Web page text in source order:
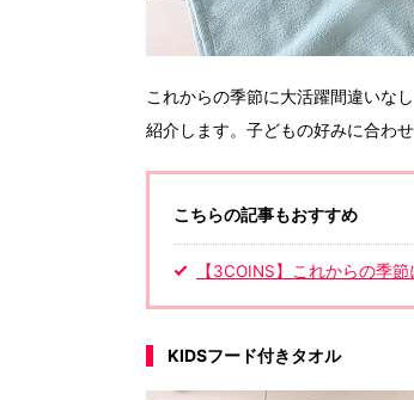
これからの季節に大活躍間違いな
紹介します。子どもの好みに合わ
こちらの記事もおすすめ
【3COINS】これからの季
KIDSフード付きタオル